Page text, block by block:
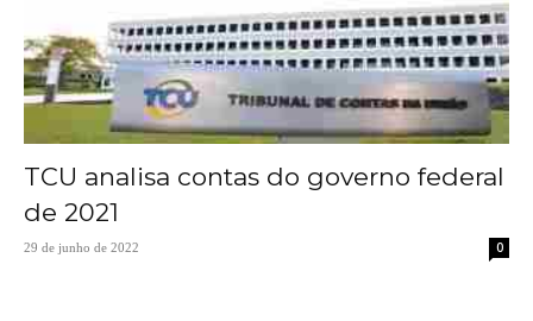
TCU analisa contas do governo federal
de 2021
29 de junho de 2022 0